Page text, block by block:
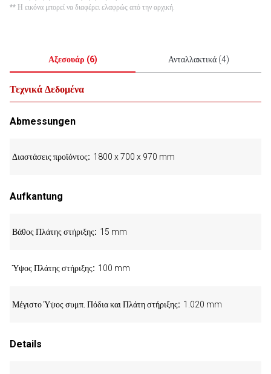
** Η εικόνα μπορεί να διαφέρει ελαφρώς από την αρχική.
Αξεσουάρ (6) Ανταλλακτικά(4)
Τεχνικά Δεδομένα
Abmessungen
Διαστάσεις προϊόντος 1800 x 700 x 970 mm
Aufkantung
Βάθος Πλάτης στήριξης 15 mm
Ύψος Πλάτης στήριξης 100 mm
Μέγιστο Ύψος συμπ. Πόδια και Πλάτη στήριξης 1.020 mm
Details